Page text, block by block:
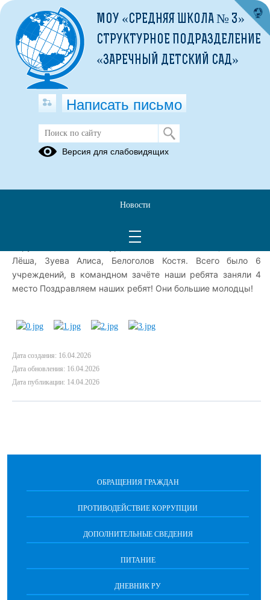
ВФСК ГТО "Приходите - мы вас
научим!"
14 апреля наши ребята разновозрастной группы, впервые
научим!" среди дошкольных организаций Каргопольского
Лёша, Зуева Алиса, Белоголов Костя. Всего было 6
учреждений, в командном зачёте наши ребята заняли 4
место Поздравляем наших ребят! Они большие молодцы!
Дата создания: 16.04.2026
Дата обновления: 16.04.2026
Дата публикации: 14.04.2026
ОБРАЩЕНИЯ ГРАЖДАН
ПРОТИВОДЕЙСТВИЕ КОРРУПЦИИ
ДОПОЛНИТЕЛЬНЫЕ СВЕДЕНИЯ
ПИТАНИЕ
ДНЕВНИК РУ
МОУ «СРЕДНЯЯ ШКОЛА № 3»
СТРУКТУРНОЕ ПОДРАЗДЕЛЕНИЕ
«ЗАРЕЧНЫЙ ДЕТСКИЙ САД»
Написать письмо
Версия для слабовидящих
Новости